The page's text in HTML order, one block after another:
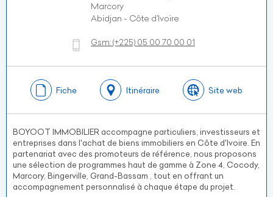
Marcory
Abidjan - Côte d’Ivoire
Gsm:(+225) 05 00 70 00 01
Fiche Itinéraire Site web
BOYOOT IMMOBILIER accompagne particuliers, investisseurs et
entreprises dans l'achat de biens immobiliers en Côte d'Ivoire. En
partenariat avec des promoteurs de référence, nous proposons
une sélection de programmes haut de gamme à Zone 4, Cocody,
Marcory, Bingerville, Grand-Bassam , tout en offrant un
accompagnement personnalisé à chaque étape du projet.